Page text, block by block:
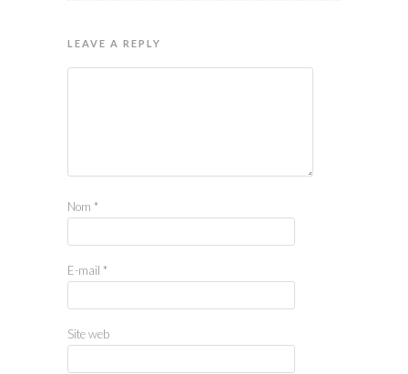
LEAVE A REPLY
Nom *
E-mail *
Site web